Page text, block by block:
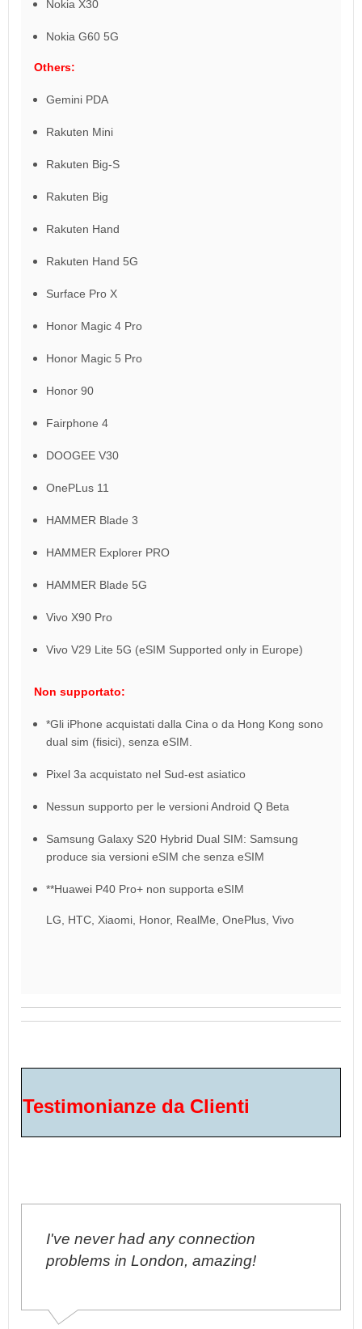
Nokia X30
Nokia G60 5G
Others:
Gemini PDA
Rakuten Mini
Rakuten Big-S
Rakuten Big
Rakuten Hand
Rakuten Hand 5G
Surface Pro X
Honor Magic 4 Pro
Honor Magic 5 Pro
Honor 90
Fairphone 4
DOOGEE V30
OnePLus 11
HAMMER Blade 3
HAMMER Explorer PRO
HAMMER Blade 5G
Vivo X90 Pro
Vivo V29 Lite 5G (eSIM Supported only in Europe)
Non supportato:
*Gli iPhone acquistati dalla Cina o da Hong Kong sono
dual sim (fisici), senza eSIM.
Pixel 3a acquistato nel Sud-est asiatico
Nessun supporto per le versioni Android Q Beta
Samsung Galaxy S20 Hybrid Dual SIM: Samsung
produce sia versioni eSIM che senza eSIM
**Huawei P40 Pro+ non supporta eSIM
LG, HTC, Xiaomi, Honor, RealMe, OnePlus, Vivo
Testimonianze da Clienti
I've never had any connection
problems in London, amazing!